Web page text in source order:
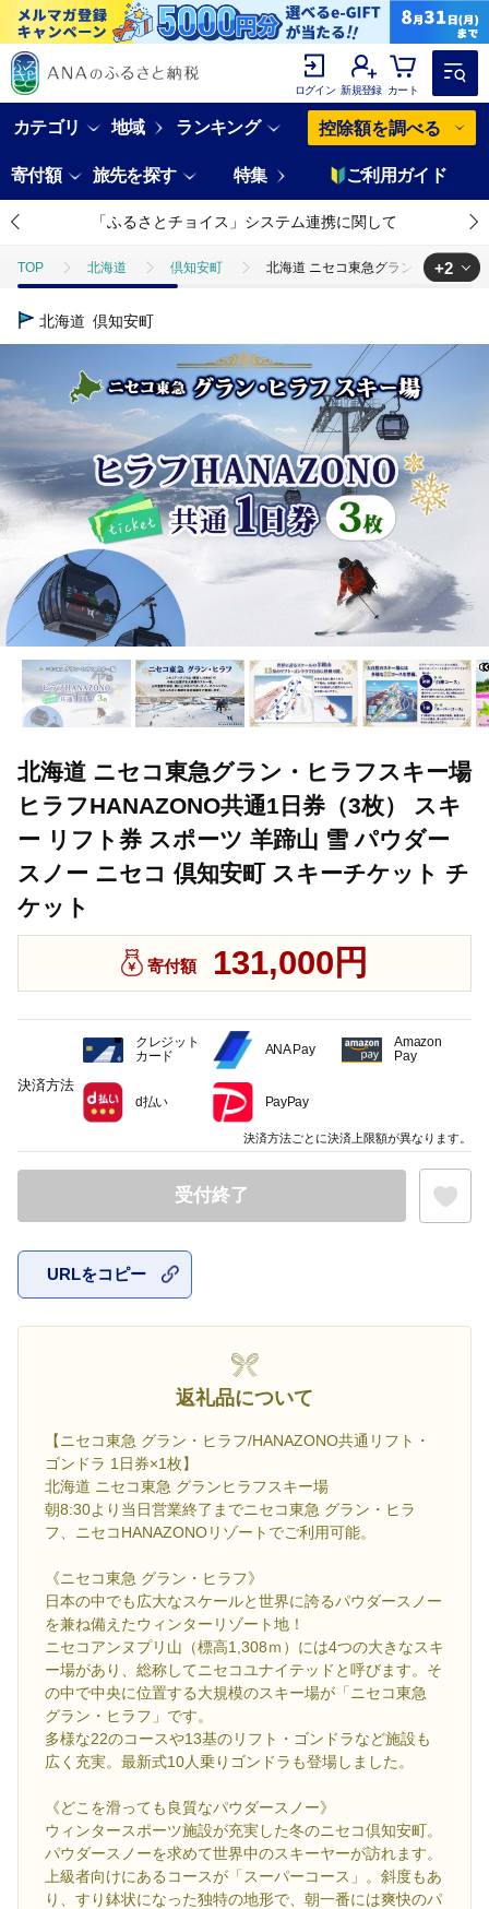
ログイン 新規登録 カート
カテゴリ 地域 ランキング 控除額を調べる
寄付額 旅先を探す 特集 ご利用ガイド
「ふるさとチョイス」システム連携に関して
TOP 北海道 倶知安町 北海道 ニセコ東急グラン・ヒラフス
TOP
体験チケット スキー・リフト
+2
北海道 倶知安町
北海道 ニセコ東急グラン・ヒラフスキー場
ヒラフHANAZONO共通1日券（3枚） スキ
ー リフト券 スポーツ 羊蹄山 雪 パウダー
スノー ニセコ 倶知安町 スキーチケット チ
ケット
寄付額 131,000円
受付終了
URLをコピー
返礼品について
【ニセコ東急 グラン・ヒラフ/HANAZONO共通リフト・
ゴンドラ 1日券×1枚】
北海道 ニセコ東急 グランヒラフスキー場
朝8:30より当日営業終了までニセコ東急 グラン・ヒラ
フ、ニセコHANAZONOリゾートでご利用可能。
《ニセコ東急 グラン・ヒラフ》
日本の中でも広大なスケールと世界に誇るパウダースノー
を兼ね備えたウィンターリゾート地！
ニセコアンヌプリ山（標高1,308ｍ）には4つの大きなスキ
ー場があり、総称してニセコユナイテッドと呼びます。そ
の中で中央に位置する大規模のスキー場が「ニセコ東急
グラン・ヒラフ」です。
多様な22のコースや13基のリフト・ゴンドラなど施設も
広く充実。最新式10人乗りゴンドラも登場しました。
《どこを滑っても良質なパウダースノー》
ウィンタースポーツ施設が充実した冬のニセコ倶知安町。
パウダースノーを求めて世界中のスキーヤーが訪れます。
上級者向けにあるコースが「スーパーコース」。斜度もあ
り、すり鉢状になった独特の地形で、朝一番には爽快のパ
決済方法
クレジット
カード
ANA Pay
Amazon
Pay
d払い PayPay
決済方法ごとに決済上限額が異なります。